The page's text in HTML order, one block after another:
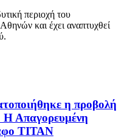
περιοχή του
και έχει αναπτυχθεί
η προβολή
Η Απαγορευμένη
ΤΙΤΑΝ